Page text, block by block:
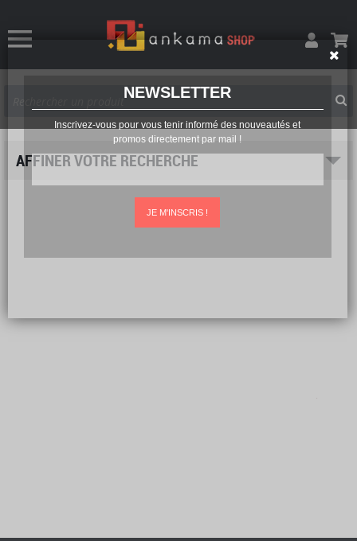
NEWSLETTER
Inscrivez-vous pour vous tenir informé des nouveautés et
promos directement par mail !
JE M'INSCRIS !
AFFINER VOTRE RECHERCHE